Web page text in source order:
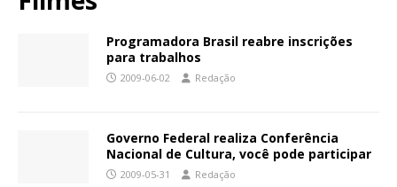
Programadora Brasil reabre inscrições
para trabalhos
2009-06-02 Redação
Governo Federal realiza Conferência
Nacional de Cultura, você pode participar
2009-05-31 Redação